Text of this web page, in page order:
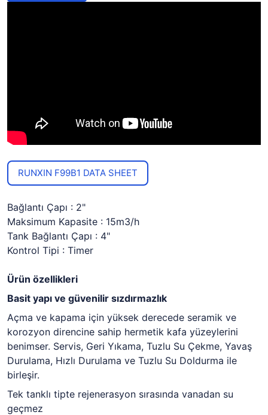
RUNXIN F99B1 DATA SHEET
Bağlantı Çapı : 2"
Maksimum Kapasite : 15m3/h
Tank Bağlantı Çapı : 4"
Kontrol Tipi : Timer
Ürün özellikleri
Basit yapı ve güvenilir sızdırmazlık
Açma ve kapama için yüksek derecede seramik ve
korozyon direncine sahip hermetik kafa yüzeylerini
benimser. Servis, Geri Yıkama, Tuzlu Su Çekme, Yavaş
Durulama, Hızlı Durulama ve Tuzlu Su Doldurma ile
birleşir.
Tek tanklı tipte rejenerasyon sırasında vanadan su
geçmez